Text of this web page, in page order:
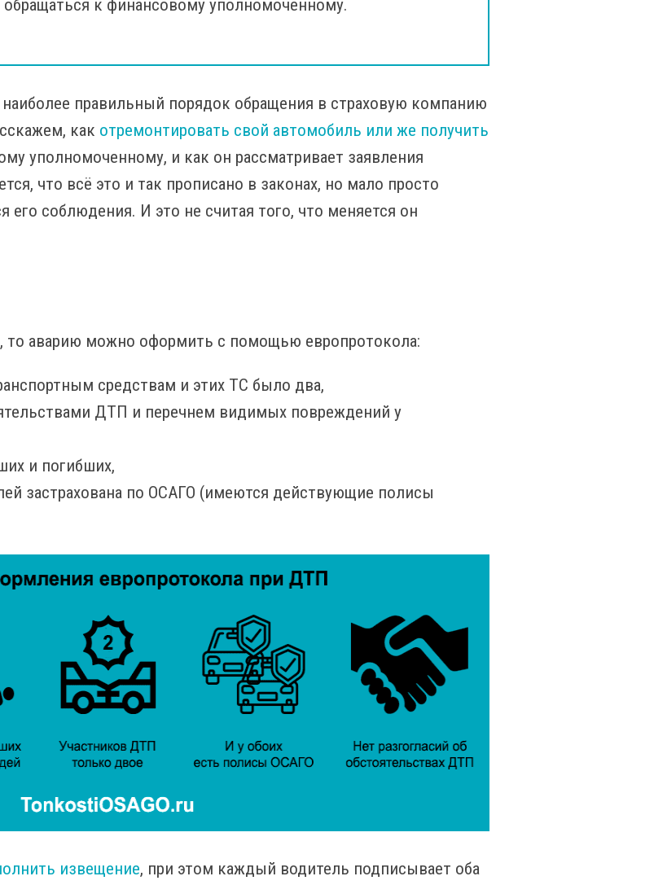
к финансовому уполномоченному.
правильный порядок обращения в страховую компанию
как отремонтировать свой автомобиль или же получить
уполномоченному, и как он рассматривает заявления
что всё это и так прописано в законах, но мало просто
его соблюдения. И это не считая того, что меняется он
аварию можно оформить с помощью европротокола:
средствам и этих ТС было два,
ДТП и перечнем видимых повреждений у
и погибших,
застрахована по ОСАГО (имеются действующие полисы
извещение, при этом каждый водитель подписывает оба